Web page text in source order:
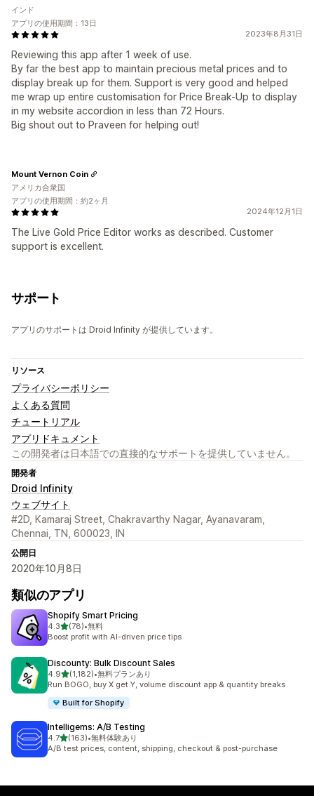
2023年8月31日
Reviewing this app after 1 week of use.
By far the best app to maintain precious metal prices and to
display break up for them. Support is very good and helped
me wrap up entire customisation for Price Break-Up to display
in my website accordion in less than 72 Hours.
Big shout out to Praveen for helping out!
インド
アプリの使用期間：13日
2024年12月1日
The Live Gold Price Editor works as described. Customer
support is excellent.
Mount Vernon Coin
アメリカ合衆国
アプリの使用期間：約2ヶ月
サポート
アプリのサポートは Droid Infinity が提供しています。
リソース
プライバシーポリシー
よくある質問
チュートリアル
アプリドキュメント
この開発者は日本語での直接的なサポートを提供していません。
開発者
Droid Infinity
ウェブサイト
#2D, Kamaraj Street, Chakravarthy Nagar, Ayanavaram,
Chennai, TN, 600023, IN
公開日
2020年10月8日
類似のアプリ
Shopify Smart Pricing
4.35つ星中
(78)
合計レビュー数：78件
•無料
Boost profit with AI-driven price tips
Discounty: Bulk Discount Sales
4.95つ星中
(1,182)
合計レビュー数：1182件
•無料プランあり
Run BOGO, buy X get Y, volume discount app & quantity breaks
Built for Shopify
Intelligems: A/B Testing
4.75つ星中
(163)
合計レビュー数：163件
•無料体験あり
A/B test prices, content, shipping, checkout & post-purchase